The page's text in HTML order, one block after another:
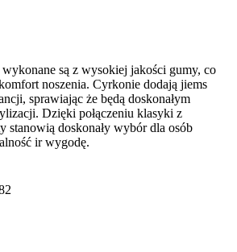
są z wysokiej jakości gumy, co
noszenia. Cyrkonie dodają jiems
sprawiając że będą doskonałym
Dzięki połączeniu klasyki z
stanowią doskonały wybór dla osób
ir wygodę.